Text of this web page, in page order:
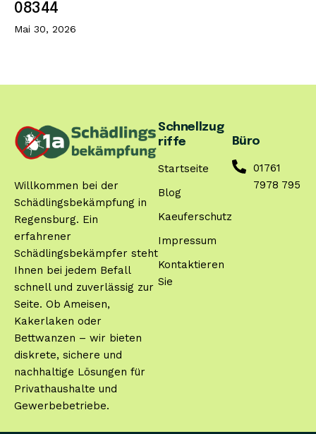
08344
Mai 30, 2026
Willkommen bei der
Schädlingsbekämpfung in
Regensburg. Ein
erfahrener
Schädlingsbekämpfer steht
Ihnen bei jedem Befall
schnell und zuverlässig zur
Seite. Ob Ameisen,
Kakerlaken oder
Bettwanzen – wir bieten
diskrete, sichere und
nachhaltige Lösungen für
Privathaushalte und
Gewerbebetriebe.
Schnellzug
riffe
Startseite
Blog
Kaeuferschutz
Impressum
Kontaktieren
Sie
Büro
01761
7978 795